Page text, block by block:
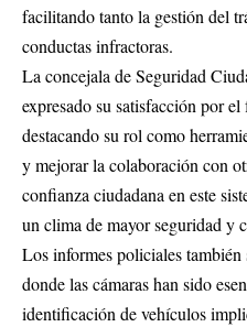
facilitando tanto la gestión del
conductas infractoras.
La concejala de Seguridad
expresado su satisfacción por
destacando su rol como
y mejorar la colaboración con
confianza ciudadana en este
un clima de mayor seguridad y
Los informes policiales también
donde las cámaras han sido
identificación de vehículos